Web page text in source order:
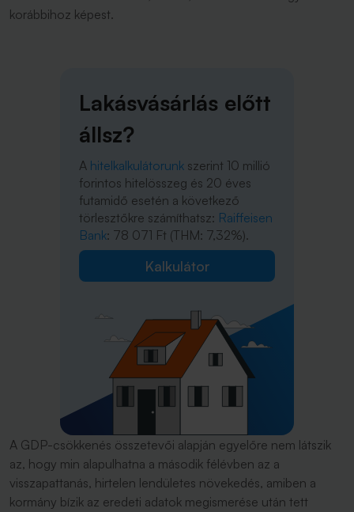
korábbihoz képest.
Lakásvásárlás előtt
állsz?
A hitelkalkulátorunk szerint 10 millió
forintos hitelösszeg és 20 éves
futamidő esetén a következő
törlesztőkre számíthatsz: Raiffeisen
Bank: 78 071 Ft (THM: 7,32%).
Kalkulátor
A GDP-csökkenés összetevői alapján egyelőre nem látszik
az, hogy min alapulhatna a második félévben az a
visszapattanás, hirtelen lendületes növekedés, amiben a
kormány bízik az eredeti adatok megismerése után tett